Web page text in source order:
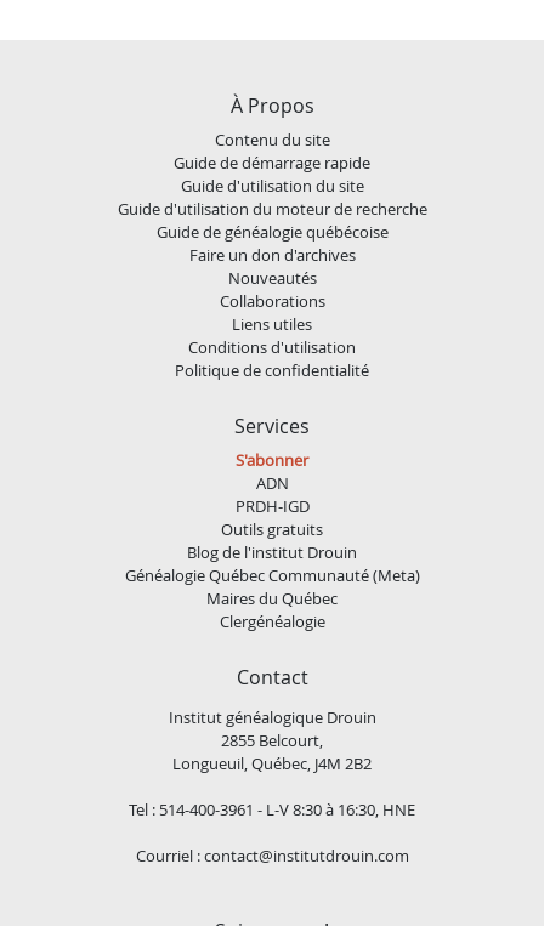
À Propos
Contenu du site
Guide de démarrage rapide
Guide d'utilisation du site
Guide d'utilisation du moteur de recherche
Guide de généalogie québécoise
Faire un don d'archives
Nouveautés
Collaborations
Liens utiles
Conditions d'utilisation
Politique de confidentialité
Services
S'abonner
ADN
PRDH-IGD
Outils gratuits
Blog de l'institut Drouin
Généalogie Québec Communauté (Meta)
Maires du Québec
Clergénéalogie
Contact
Institut généalogique Drouin
2855 Belcourt,
Longueuil, Québec, J4M 2B2
Tel : 514-400-3961 - L-V 8:30 à 16:30, HNE
Courriel :contact@institutdrouin.com